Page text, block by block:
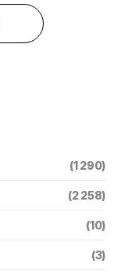
(1 290)
(2 258)
(10)
(3)